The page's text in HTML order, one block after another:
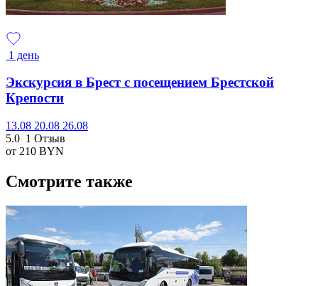
1 день
Экскурсия в Брест с посещением Брестской
Крепости
13.08 20.08 26.08
5.0 1 Отзыв
от 210 BYN
Смотрите также